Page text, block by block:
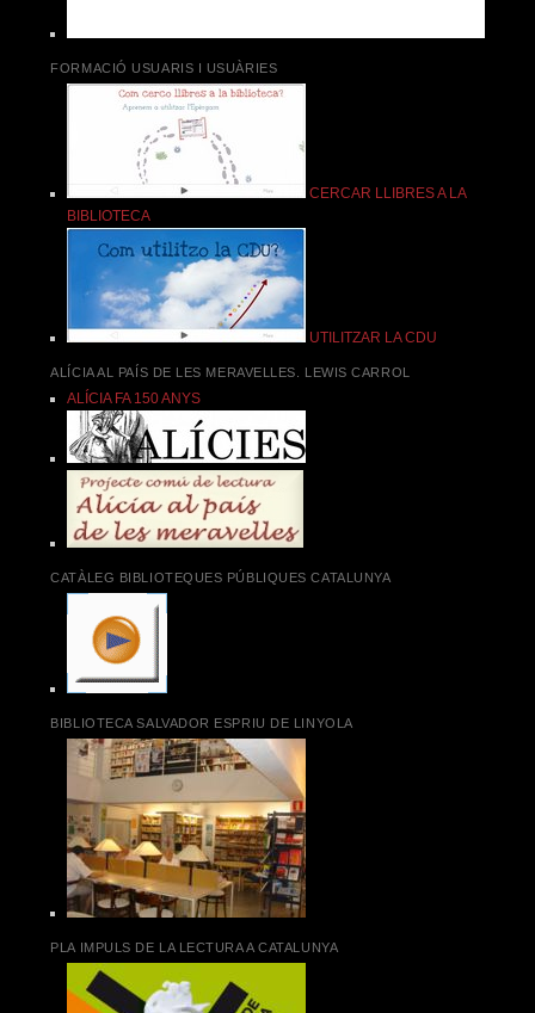
FORMACIÓ USUARIS I USUÀRIES
CERCAR LLIBRES A LA
BIBLIOTECA
UTILITZAR LA CDU
ALÍCIA AL PAÍS DE LES MERAVELLES. LEWIS CARROL
ALÍCIA FA 150 ANYS
CATÀLEG BIBLIOTEQUES PÚBLIQUES CATALUNYA
BIBLIOTECA SALVADOR ESPRIU DE LINYOLA
PLA IMPULS DE LA LECTURA A CATALUNYA